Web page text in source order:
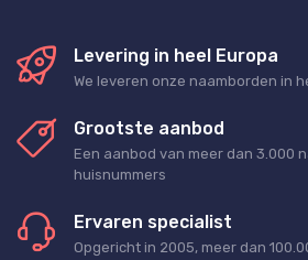
Levering in heel Europa
We leveren onze naamborden in
Grootste aanbod
Een aanbod van meer dan 3.000
huisnummers
Ervaren specialist
Opgericht in 2005, meer dan